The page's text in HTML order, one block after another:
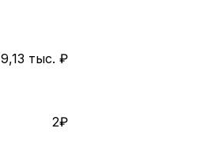
9,13 тыс. ₽
2₽